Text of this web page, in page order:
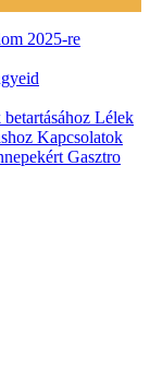
2025-re
Lélek
Kapcsolatok
Gasztro